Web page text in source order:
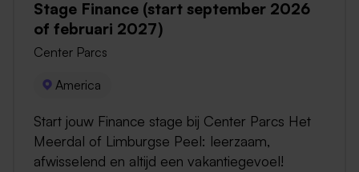
Stage Finance (start september 2026
of februari 2027)
Center Parcs
America
Start jouw Finance stage bij Center Parcs Het
Meerdal of Limburgse Peel: leerzaam,
afwisselend en altijd een vakantiegevoel!